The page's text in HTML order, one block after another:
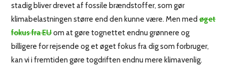
stadig bliver drevet af fossile brændstoffer, som gør
klimabelastningen større end den kunne være. Men medøget
fokus fra EUom at gøre tognettet endnu grønnere og
billigere for rejsende og et øget fokus fra dig som forbruger,
kan vi i fremtiden gøre togdriften endnu mere klimavenlig.